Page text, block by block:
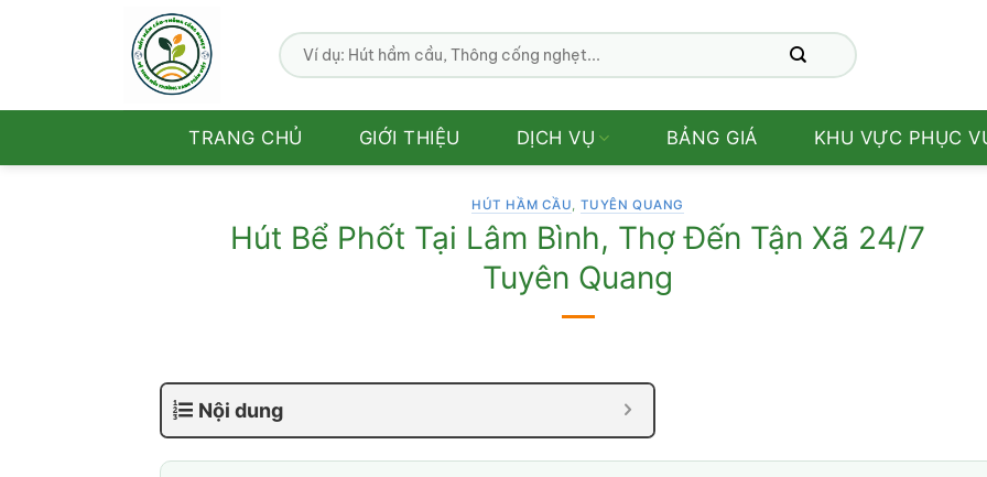
TRANG CHỦ GIỚI THIỆU DỊCH VỤ BẢNG GIÁ KHU VỰC PHỤC
HÚT HẦM CẦU, TUYÊN QUANG
Hút Bể Phốt Tại Lâm Bình, Thợ Đến Tận Xã 24/7
Tuyên Quang
Nội dung